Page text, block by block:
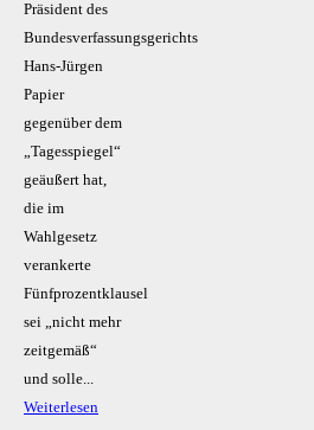
Präsident des
Bundesverfassungsgerichts
Hans-Jürgen
Papier
gegenüber dem
„Tagesspiegel“
geäußert hat,
die im
Wahlgesetz
verankerte
Fünfprozentklausel
sei „nicht mehr
zeitgemäß“
und solle...
Weiterlesen